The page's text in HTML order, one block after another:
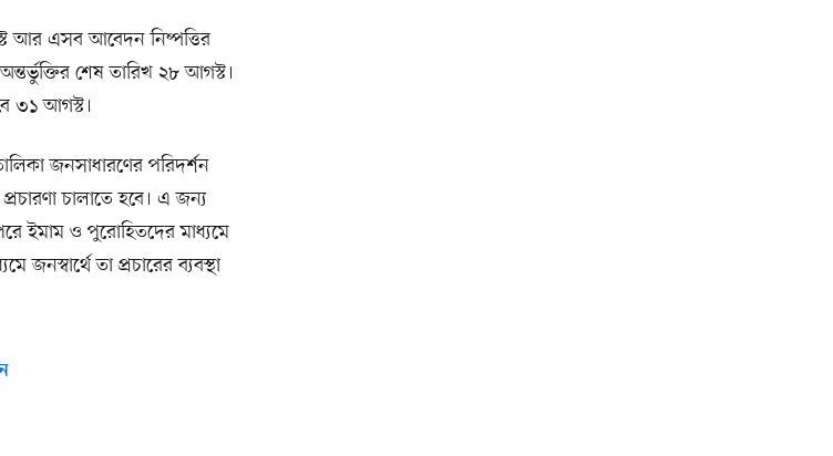
আর এসব আবেদন নিষ্পত্তির
শেষ তারিখ ২৮ আগস্ট।
৩১ আগস্ট।
জনসাধারণের পরিদর্শন
চালাতে হবে। এ জন্য
ইমাম ও পুরোহিতদের মাধ্যমে
তা প্রচারের ব্যবস্থা